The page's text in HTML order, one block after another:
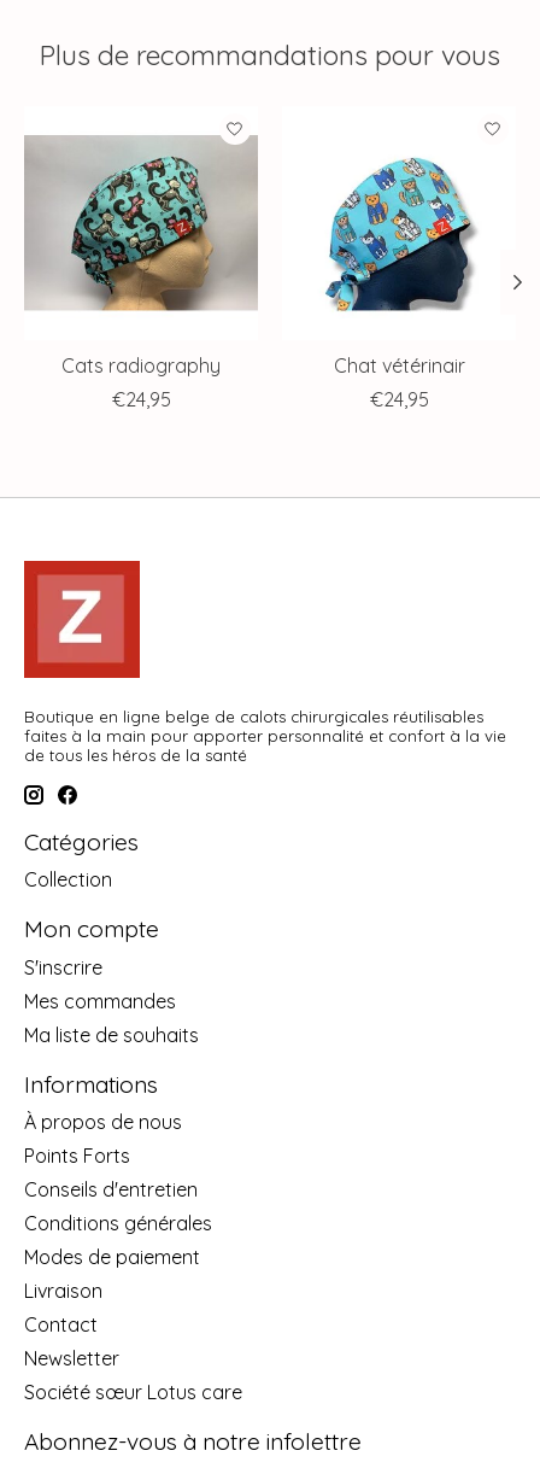
Plus de recommandations pour vous
Articles du carrousel de produits
Cats radiography
€24,95
Chat vétérinair
€24,95
Boutique en ligne belge de calots chirurgicales réutilisables
faites à la main pour apporter personnalité et confort à la vie
de tous les héros de la santé
Catégories
Collection
Mon compte
S'inscrire
Mes commandes
Ma liste de souhaits
Informations
À propos de nous
Points Forts
Conseils d'entretien
Conditions générales
Modes de paiement
Livraison
Contact
Newsletter
Société sœur Lotus care
Abonnez-vous à notre infolettre